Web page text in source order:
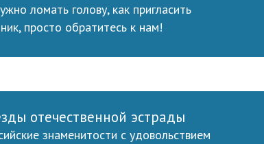
ломать голову, как пригласить
просто обратитесь к нам!
отечественной эстрады
знаменитости с удовольствием